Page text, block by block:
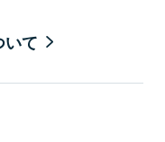
いて